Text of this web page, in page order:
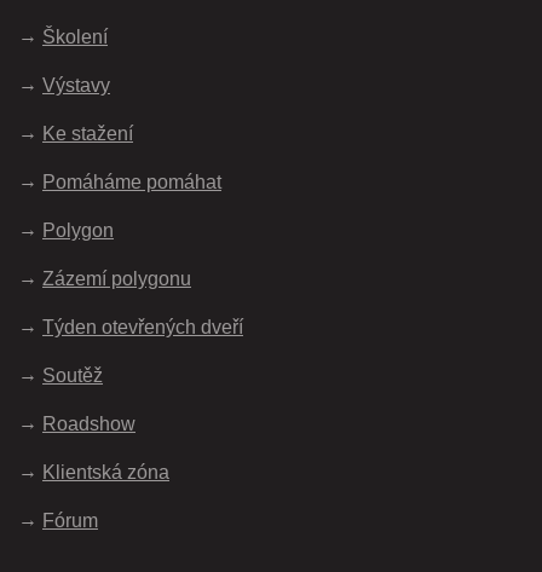
Školení
Výstavy
Ke stažení
Pomáháme pomáhat
Polygon
Zázemí polygonu
Týden otevřených dveří
Soutěž
Roadshow
Klientská zóna
Fórum